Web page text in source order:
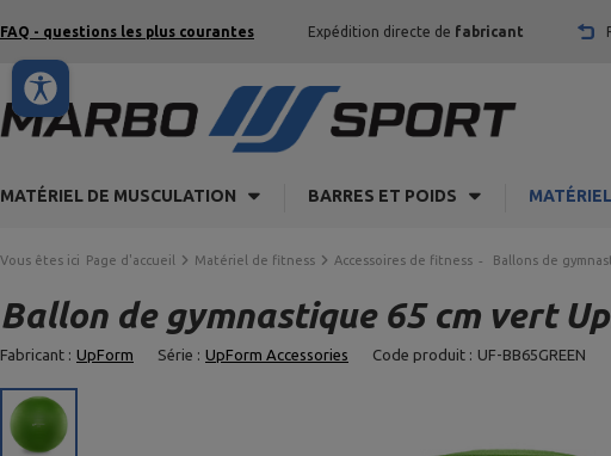
FAQ - questions les plus courantes Expédition directe de fabricant
MATÉRIEL DE MUSCULATION BARRES ET POIDS
Vous êtes ici Page d'accueil Matériel de fitness Accessoires de fitness Ballons de
Ballon de gymnastique 65 cm vert
Fabricant : UpForm Série : UpForm Accessories Code produit : UF-BB65GREEN